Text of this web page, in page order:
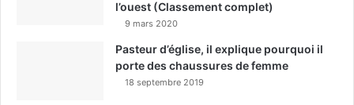
l’ouest (Classement complet)
9 mars 2020
Pasteur d’église, il explique pourquoi il
porte des chaussures de femme
18 septembre 2019